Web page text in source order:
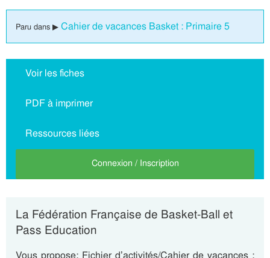
Paru dans ▶ Cahier de vacances Basket : Primaire 5
Voir les fiches
PDF à imprimer
Ressources liées
Connexion / Inscription
La Fédération Française de Basket-Ball et
Pass Education
Vous propose: Fichier d’activités/Cahier de vacances :